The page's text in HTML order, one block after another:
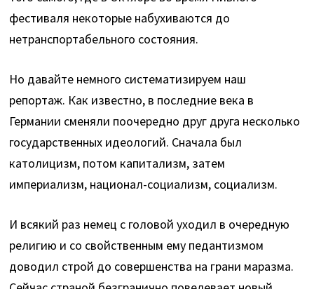
фестиваля некоторые набухиваются до
нетранспортабельного состояния.
Но давайте немного систематизируем наш
репортаж. Как известно, в последние века в
Германии сменяли поочередно друг друга несколько
государственных идеологий. Сначала был
католицизм, потом капитализм, затем
империализм, национал-социализм, социализм.
И всякий раз немец с головой уходил в очередную
религию и со свойственным ему педантизмом
доводил строй до совершенства на грани маразма.